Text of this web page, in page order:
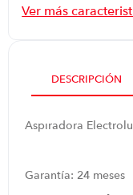
micropartículas y
DESCRIPCIÓN
Aspiradora
Garantía: 24 meses